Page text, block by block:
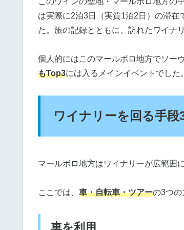
は実際に2泊3日（実質1泊2日）の滞在
た。旅の記録とともに、訪れたワイナ
個人的にはこのマールボロ地方でソー
もTop3には入るメインイベントでした。
ワイナリーを回る手段
マールボロ地方はワイナリーが広範囲
ここでは、 車・自転車・ツアーの3つの
車を利用